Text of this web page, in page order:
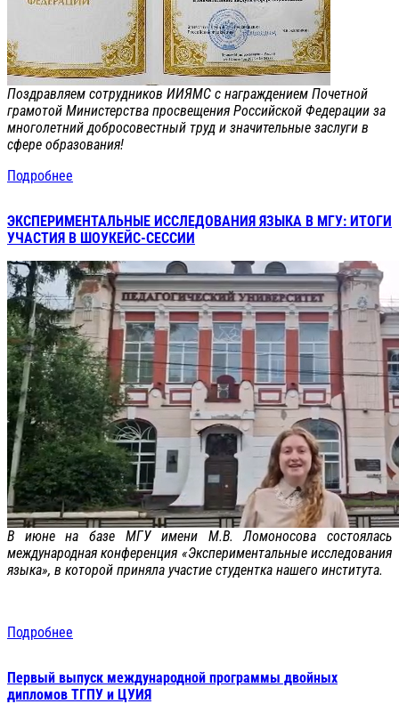
Поздравляем сотрудников ИИЯМС с награждением Почетной
грамотой Министерства просвещения Российской Федерации за
многолетний добросовестный труд и значительные заслуги в
сфере образования!
Подробнее
ЭКСПЕРИМЕНТАЛЬНЫЕ ИССЛЕДОВАНИЯ ЯЗЫКА В МГУ: ИТОГИ
УЧАСТИЯ В ШОУКЕЙС-СЕССИИ
В июне на базе МГУ имени М.В. Ломоносова состоялась
международная конференция «Экспериментальные исследования
языка», в которой приняла участие студентка нашего института.
Подробнее
Первый выпуск международной программы двойных
дипломов ТГПУ и ЦУИЯ